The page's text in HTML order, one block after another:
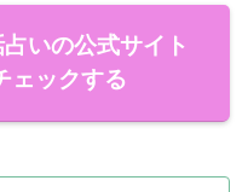
いの公式サイト
ェックする